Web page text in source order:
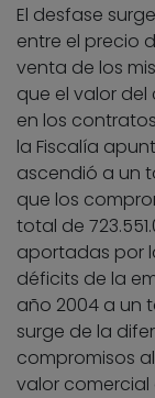
El desfase
entre el precio
venta de los
que el valor
en los
la Fiscalía
ascendió a un
que los
total de
aportadas por
déficits de la
año 2004 a un
surge de la
compromisos
valor